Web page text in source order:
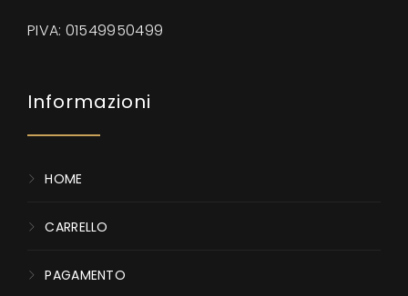
PIVA: 01549950499
Informazioni
HOME
CARRELLO
PAGAMENTO